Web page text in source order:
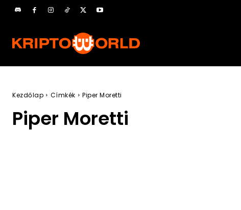
Kezdőlap Címkék Piper Moretti
Piper Moretti